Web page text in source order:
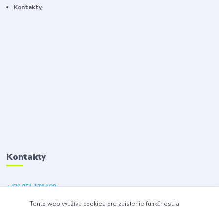
Kontakty
Kontakty
+421 951 176 100
Tento web využíva cookies pre zaistenie funkčnosti a